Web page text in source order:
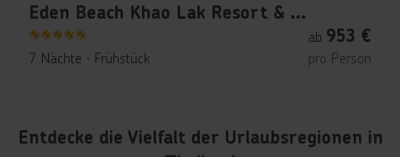
Eden Beach Khao Lak Resort & Spa
5
7 Nächte ∙ Frühstück
ab 953 €
pro Person
Entdecke die Vielfalt der Urlaubsregionen in